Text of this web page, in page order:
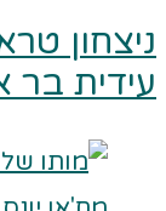
ניצחון
עידית בר